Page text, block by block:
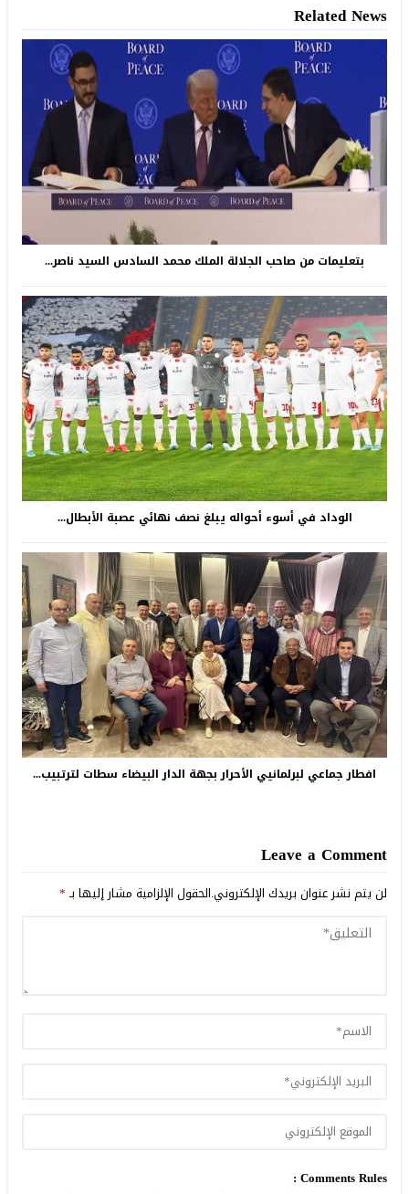
Related News
بتعليمات من صاحب الجلالة الملك محمد السادس السيد ناصر...
الوداد في أسوء أحواله يبلغ نصف نهائي عصبة الأبطال...
افطار جماعي لبرلمانيي الأحرار بجهة الدار البيضاء سطات لترتبيب...
Leave a Comment
لن يتم نشر عنوان بريدك الإلكتروني.الحقول الإلزامية مشار إليها بـ*
Comments Rules :